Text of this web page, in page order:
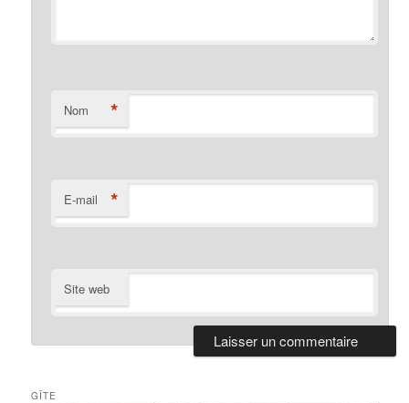
Nom *
E-mail *
Site web
GÎTE